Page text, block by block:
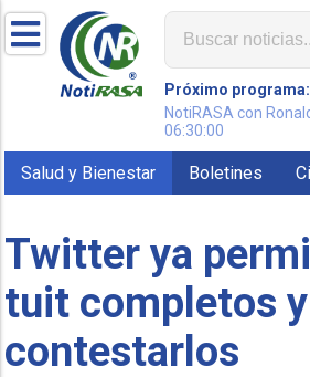
Próximo programa:
NotiRASA con
06:30:00
Salud y Bienestar Boletines
Twitter ya
tuit completos y
contestarlos